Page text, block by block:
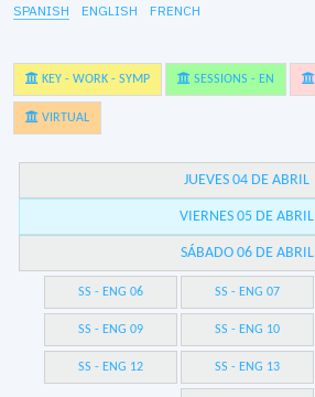
SPANISH ENGLISH FRENCH
KEY - WORK - SYMP SESSIONS - EN
VIRTUAL
JUEVES 04 DE ABRIL
VIERNES 05 DE ABRIL
SÁBADO 06 DE ABRIL
SS - ENG 06 SS - ENG 07
SS - ENG 09 SS - ENG 10
SS - ENG 12 SS - ENG 13